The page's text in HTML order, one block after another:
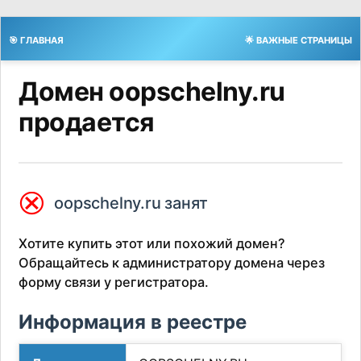
🎯 ГЛАВНАЯ 🌟 ВАЖНЫЕ СТРАНИЦЫ
Домен oopschelny.ru
продается
⮿ oopschelny.ru занят
Хотите купить этот или похожий домен?
Обращайтесь к администратору домена через
форму связи у регистратора.
Информация в реестре